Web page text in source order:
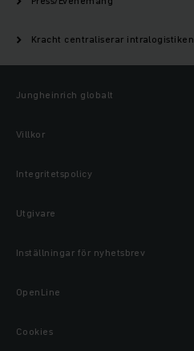
Kracht centraliserar intralogistiken
Jungheinrich globalt
Villkor
Integritetspolicy
Utgivare
Inställningar för nyhetsbrev
OpenLine
Cookies